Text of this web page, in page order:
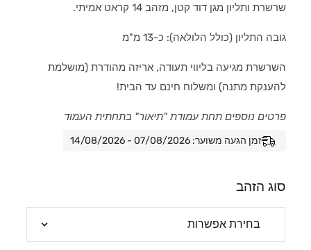
שרשרת ותליון מגן דוד קטן, מזהב 14 קראט אמיתי.
גובה התליון (כולל הלולאה): כ-13 מ"מ
השרשרת מגיעה בליווי תעודה, אריזה מהודרת (מושלמת
להענקת מתנה) ומשלוח חינם עד הבית!
פרטים נוספים תחת עמודת "תיאור" בתחתית העמוד
זמן הגעה משוער: 07/08/2026 - 14/08/2026
סוג הזהב